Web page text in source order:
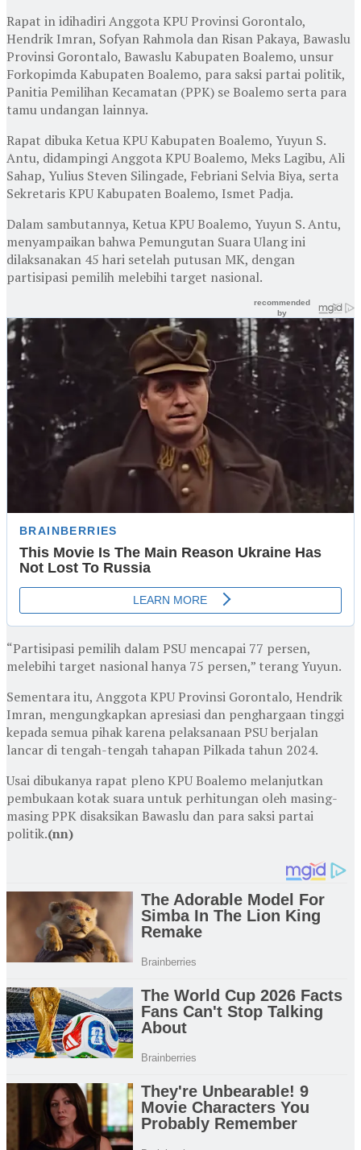
Rapat in idihadiri Anggota KPU Provinsi Gorontalo,
Hendrik Imran, Sofyan Rahmola dan Risan Pakaya, Bawaslu
Provinsi Gorontalo, Bawaslu Kabupaten Boalemo, unsur
Forkopimda Kabupaten Boalemo, para saksi partai politik,
Panitia Pemilihan Kecamatan (PPK) se Boalemo serta para
tamu undangan lainnya.
Rapat dibuka Ketua KPU Kabupaten Boalemo, Yuyun S.
Antu, didampingi Anggota KPU Boalemo, Meks Lagibu, Ali
Sahap, Yulius Steven Silingade, Febriani Selvia Biya, serta
Sekretaris KPU Kabupaten Boalemo, Ismet Padja.
Dalam sambutannya, Ketua KPU Boalemo, Yuyun S. Antu,
menyampaikan bahwa Pemungutan Suara Ulang ini
dilaksanakan 45 hari setelah putusan MK, dengan
partisipasi pemilih melebihi target nasional.
“Partisipasi pemilih dalam PSU mencapai 77 persen,
melebihi target nasional hanya 75 persen,” terang Yuyun.
Sementara itu, Anggota KPU Provinsi Gorontalo, Hendrik
Imran, mengungkapkan apresiasi dan penghargaan tinggi
kepada semua pihak karena pelaksanaan PSU berjalan
lancar di tengah-tengah tahapan Pilkada tahun 2024.
Usai dibukanya rapat pleno KPU Boalemo melanjutkan
pembukaan kotak suara untuk perhitungan oleh masing-
masing PPK disaksikan Bawaslu dan para saksi partai
politik.(nn)